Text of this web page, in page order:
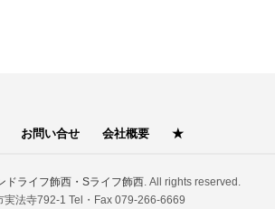
お問い合せ 会社概要 ★
ドライフ飾西・Sライフ飾西. All rights reserved.
法寺792-1 Tel・Fax 079-266-6669